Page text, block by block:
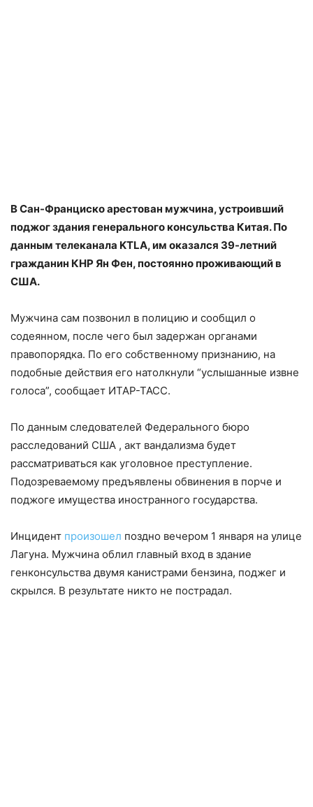
В Сан-Франциско арестован мужчина, устроивший
поджог здания генерального консульства Китая. По
данным телеканала KTLA, им оказался 39-летний
гражданин КНР Ян Фен, постоянно проживающий в
США.
Мужчина сам позвонил в полицию и сообщил о
содеянном, после чего был задержан органами
правопорядка. По его собственному признанию, на
подобные действия его натолкнули “услышанные извне
голоса”, сообщает ИТАР-ТАСС.
По данным следователей Федерального бюро
расследований США , акт вандализма будет
рассматриваться как уголовное преступление.
Подозреваемому предъявлены обвинения в порче и
поджоге имущества иностранного государства.
Инцидент произошел поздно вечером 1 января на улице
Лагуна. Мужчина облил главный вход в здание
генконсульства двумя канистрами бензина, поджег и
скрылся. В результате никто не пострадал.